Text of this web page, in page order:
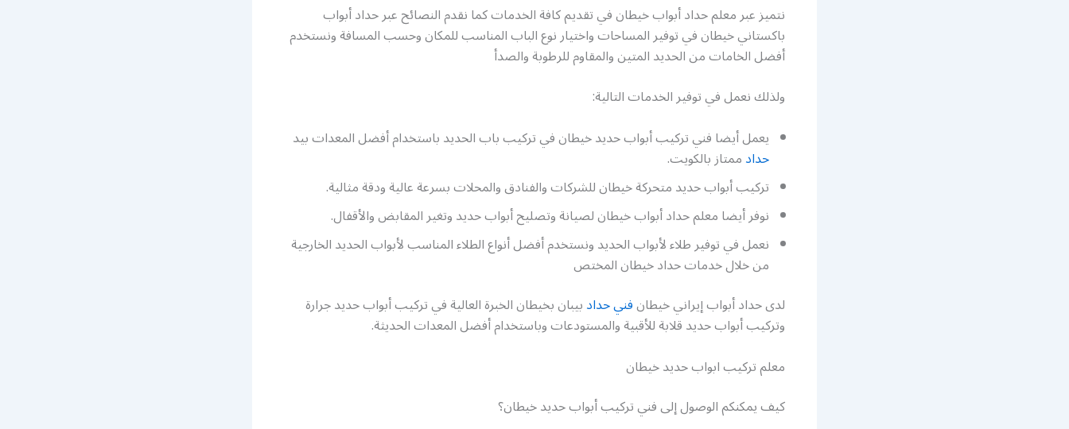
نتميز عبر معلم حداد أبواب خيطان في تقديم كافة الخدمات كما نقدم النصائح عبر حداد أبواب
باكستاني خيطان في توفير المساحات واختيار نوع الباب المناسب للمكان وحسب المسافة ونستخدم
أفضل الخامات من الحديد المتين والمقاوم للرطوبة والصدأ
ولذلك نعمل في توفير الخدمات التالية:
يعمل أيضا فني تركيب أبواب حديد خيطان في تركيب باب الحديد باستخدام أفضل المعدات بيد
حدادممتاز بالكويت.
تركيب أبواب حديد متحركة خيطان للشركات والفنادق والمحلات بسرعة عالية ودقة مثالية.
نوفر أيضا معلم حداد أبواب خيطان لصيانة وتصليح أبواب حديد وتغير المقابض والأقفال.
نعمل في توفير طلاء لأبواب الحديد ونستخدم أفضل أنواع الطلاء المناسب لأبواب الحديد الخارجية
من خلال خدمات حداد خيطان المختص
لدى حداد أبواب إيراني خيطانفني حدادبيبان بخيطان الخبرة العالية في تركيب أبواب حديد جرارة
وتركيب أبواب حديد قلابة للأقبية والمستودعات وباستخدام أفضل المعدات الحديثة.
معلم تركيب ابواب حديد خيطان
كيف يمكنكم الوصول إلى فني تركيب أبواب حديد خيطان؟